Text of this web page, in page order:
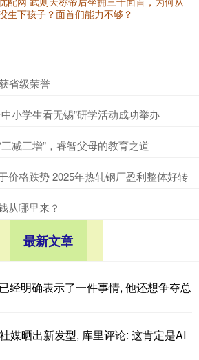
生下孩子？面首们能力不够？
省级荣誉
小学生看无锡”研学活动成功举办
减三增”，睿智父母的教育之道
价格跌势 2025年热轧钢厂盈利整体好转
从哪里来？
最新文章
经明确表示了一件事情, 他还想争夺总
媒晒出新发型, 库里评论: 这肯定是AI